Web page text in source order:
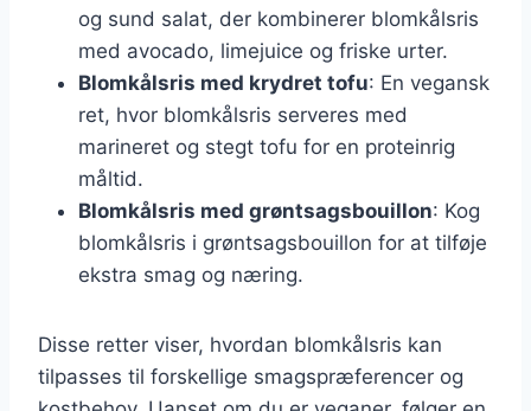
og sund salat, der kombinerer blomkålsris
med avocado, limejuice og friske urter.
Blomkålsris med krydret tofu: En vegansk
ret, hvor blomkålsris serveres med
marineret og stegt tofu for en proteinrig
måltid.
Blomkålsris med grøntsagsbouillon: Kog
blomkålsris i grøntsagsbouillon for at tilføje
ekstra smag og næring.
Disse retter viser, hvordan blomkålsris kan
tilpasses til forskellige smagspræferencer og